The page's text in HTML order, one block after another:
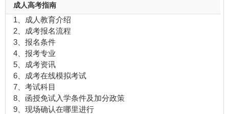
成人高考指南
1、成人教育介绍
2、成考报名流程
3、报名条件
4、报考专业
5、成考资讯
6、成考在线模拟考试
7、考试科目
8、函授免试入学条件及加分政策
9、现场确认在哪里进行